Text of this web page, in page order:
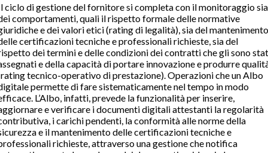
ciclo di gestione del fornitore si completa con il monitoraggio sia
comportamenti, quali il rispetto formale delle normative
e dei valori etici (rating di legalità), sia del mantenimento
certificazioni tecniche e professionali richieste, sia del
dei termini e delle condizioni dei contratti che gli sono
e della capacità di portare innovazione e produrre
tecnico-operativo di prestazione). Operazioni che un Albo
permette di fare sistematicamente nel tempo in modo
L’Albo, infatti, prevede la funzionalità per inserire,
e verificare i documenti digitali attestanti la regolarità
i carichi pendenti, la conformità alle norme della
e il mantenimento delle certificazioni tecniche e
richieste, attraverso una gestione che notifica